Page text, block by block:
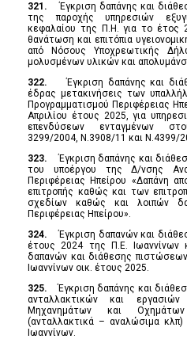
321.Έγκριση δαπάνης και
της παροχής υπηρεσιών
κεφαλαίου της Π.Η. για το έτος
θανάτωση και επιτόπια
από Νόσους Υποχρεωτικής
μολυσμένων υλικών και
322.Έγκριση δαπάνης και
έδρας μετακινήσεις των
Προγραμματισμού Περιφέρειας
Απριλίου έτους 2025, για
επενδύσεων ενταγμένων
3299/2004, Ν.3908/11 και Ν.4399/
323.Έγκριση δαπάνης και
του υποέργου της Δ/νσης
Περιφέρειας Ηπείρου «Δαπάνη
επιτροπής καθώς και των
σχεδίων καθώς και λοιπών
Περιφέρειας Ηπείρου».
324.Έγκριση δαπανών και
έτους 2024 της Π.Ε. Ιωαννίνων
δαπανών και διάθεσης
Ιωαννίνων οικ. έτους 2025.
325.Έγκριση δαπάνης και
ανταλλακτικών και
Μηχανημάτων και
(ανταλλακτικά – αναλώσιμα
Ιωαννίνων.